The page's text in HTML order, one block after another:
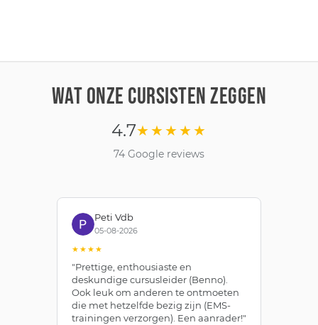
WAT ONZE CURSISTEN ZEGGEN
4.7★★★★★
74 Google reviews
Peti Vdb
05-08-2026
★★★★
"Prettige, enthousiaste en
deskundige cursusleider (Benno).
Ook leuk om anderen te ontmoeten
die met hetzelfde bezig zijn (EMS-
trainingen verzorgen). Een aanrader!"